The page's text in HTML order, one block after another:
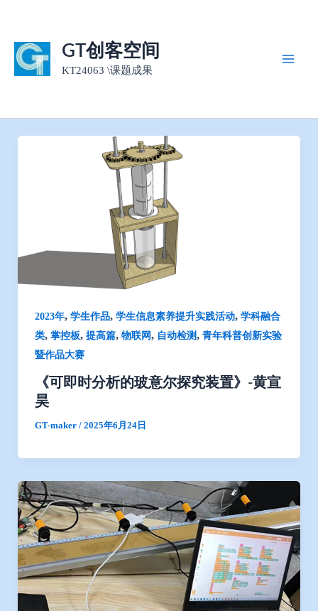
GT创客空间
KT24063 \课题成果
2023年, 学生作品, 学生信息素养提升实践活动, 学科融合
类, 掌控板, 提高篇, 物联网, 自动检测, 青年科普创新实验
暨作品大赛
《可即时分析的玻意尔探究装置》-黄宣
昊
GT-maker / 2025年6月24日